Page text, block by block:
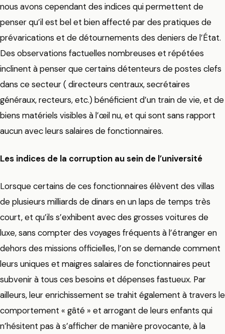
nous avons cependant des indices qui permettent de
penser qu’il est bel et bien affecté par des pratiques de
prévarications et de détournements des deniers de l’État.
Des observations factuelles nombreuses et répétées
inclinent à penser que certains détenteurs de postes clefs
dans ce secteur ( directeurs centraux, secrétaires
généraux, recteurs, etc.) bénéficient d’un train de vie, et de
biens matériels visibles à l’œil nu, et qui sont sans rapport
aucun avec leurs salaires de fonctionnaires.
Les indices de la corruption au sein de l’université
Lorsque certains de ces fonctionnaires élèvent des villas
de plusieurs milliards de dinars en un laps de temps très
court, et qu’ils s’exhibent avec des grosses voitures de
luxe, sans compter des voyages fréquents à l’étranger en
dehors des missions officielles, l’on se demande comment
leurs uniques et maigres salaires de fonctionnaires peut
subvenir à tous ces besoins et dépenses fastueux. Par
ailleurs, leur enrichissement se trahit également à travers le
comportement « gâté » et arrogant de leurs enfants qui
n’hésitent pas à s’afficher de manière provocante, à la